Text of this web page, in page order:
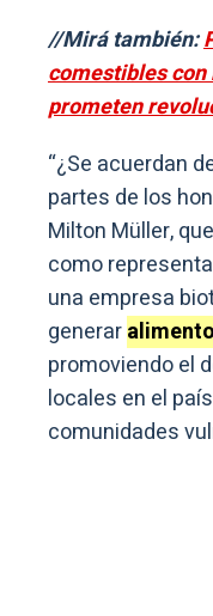
//Mirá también:
comestibles con
prometen
“¿Se acuerdan
partes de los
Milton Müller,
como
una empresa
generar
promoviendo el
locales en el
comunidades